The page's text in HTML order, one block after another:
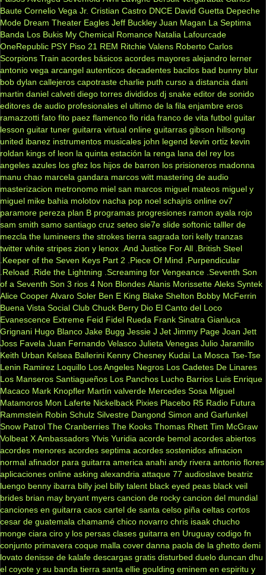
Baute Cornelio Vega Jr. Cristian Castro DNCE David Guetta Depeche
Mode Dream Theater Eagles Jeff Buckley Juan Magan La Septima
Banda Los Bukis My Chemical Romance Natalia Lafourcade
OneRepublic PSY Piso 21 REM Ritchie Valens Roberto Carlos
Scorpions Train acordes básicos acordes mayores alejandro lerner
antonio vega arcangel autenticos decadentes bacilos bad bunny blur
bob dylan callejeros capotraste charlie puth curso a distancia dani
martin daniel calveti diego torres divididos dj snake editor de sonido
editores de audio profesionales el ultimo de la fila enjambre eros
ramazzotti fato fito paez flamenco flo rida franco de vita futbol guitar
lesson guitar tuner guitarra virtual online guitarras gibson hillsong
united ibanez instrumentos musicales john legend kevin ortiz kevin
roldan kings of leon la quinta estación la renga lana del rey los
angeles azules los gfez los hijos de barron los prisioneros madonna
manu chao marcela gandara marcos witt mastering de audio
masterizacion metronomo miel san marcos miguel mateos miguel y
miguel mike bahia molotov nacha pop noel schajris online ov7
paramore pereza plan B programas progresiones ramon ayala rojo
sam smith samo santiago cruz seteo sie7e slide softonic talller de
mezcla the lumineers the strokes tierra sagrada tori kelly tranzas
twitter white stripes zion y lenox .And Justice For All .British Steel
.Keeper of the Seven Keys Part 2
.Piece Of Mind
.Purpendicular
.Reload
.Ride the Lightning .Screaming for Vengeance .Seventh Son
of a Seventh Son 3 rios 4 Non Blondes Alanis Morissette Aleks Syntek
Alice Cooper Alvaro Soler Ben E King Blake Shelton Bobby McFerrin
Buena Vista Social Club Chuck Berry Dio El Canto del Loco
Evanescence Extreme Feid Fidel Rueda Frank Sinatra Gianluca
Grignani Hugo Blanco Jake Bugg Jessie J Jet Jimmy Page Joan Jett
Joss Favela Juan Fernando Velasco Julieta Venegas Julio Jaramillo
Keith Urban Kelsea Ballerini Kenny Chesney Kudai La Mosca Tse-Tse
Lenin Ramirez Loquillo Los Angeles Negros Los Cadetes De Linares
Los Manseros Santiagueños Los Panchos Lucho Barrios Luis Enrique
Macaco Mark Knopfler Martín valverde Mercedes Sosa Miguel
Matamoros Mon Laferte Nickelback Pixies Placebo R5 Radio Futura
Rammstein Robin Schulz Silvestre Dangond Simon and Garfunkel
Snow Patrol The Cranberries The Kooks Thomas Rhett Tim McGraw
Volbeat X Ambassadors Ylvis Yuridia acorde bemol acordes abiertos
acordes menores acordes septima acordes sostenidos afinacion
normal afinador para guitarra america anahi andy rivera antonio flores
aplicaciones online asking alexandria attaque 77 audioslave beatriz
luengo benny ibarra billy joel billy talent black eyed peas black veil
brides brian may bryant myers cancion de rocky cancion del mundial
canciones en guitarra caos cartel de santa celso piña celtas cortos
cesar de guatemala chamamé chico novarro chris isaak chucho
monge ciara ciro y los persas clases guitarra en Uruguay codigo fn
conjunto primavera coque malla cover danna paola de la ghetto demi
lovato denisse de kalafe descargas gratis disturbed duelo duncan dhu
el coyote y su banda tierra santa ellie goulding eminem en espiritu y